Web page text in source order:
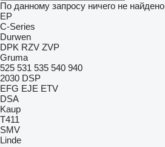
По данному запросу ничего не найдено
EP
C-Series
Durwen
DPK RZV ZVP
Gruma
525 531 535 540 940
2030 DSP
EFG EJE ETV
DSA
Kaup
T411
SMV
Linde